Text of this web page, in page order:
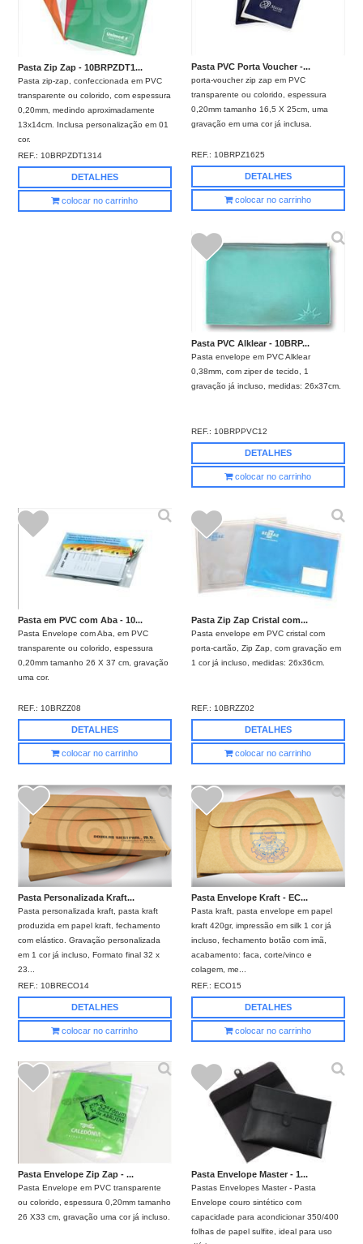
Pasta Zip Zap - 10BRPZDT1...
Pasta zip-zap, confeccionada em PVC
transparente ou colorido, com espessura
0,20mm, medindo aproximadamente
13x14cm. Inclusa personalização em 01
cor.
REF.: 10BRPZDT1314
DETALHES
colocar no carrinho
Pasta PVC Porta Voucher -...
porta-voucher zip zap em PVC
transparente ou colorido, espessura
0,20mm tamanho 16,5 X 25cm, uma
gravação em uma cor já inclusa.
REF.: 10BRPZ1625
DETALHES
colocar no carrinho
Pasta PVC Alklear - 10BRP...
Pasta envelope em PVC Alklear
0,38mm, com ziper de tecido, 1
gravação já incluso, medidas: 26x37cm.
REF.:10BRPPVC12
DETALHES
colocar no carrinho
Pasta em PVC com Aba - 10...
Pasta Envelope com Aba, em PVC
transparente ou colorido, espessura
0,20mm tamanho 26 X 37 cm, gravação
uma cor.
REF.:10BRZZ08
DETALHES
colocar no carrinho
Pasta Zip Zap Cristal com...
Pasta envelope em PVC cristal com
porta-cartão, Zip Zap, com gravação em
1 cor já incluso, medidas: 26x36cm.
REF.:10BRZZ02
DETALHES
colocar no carrinho
Pasta Personalizada Kraft...
Pasta personalizada kraft, pasta kraft
produzida em papel kraft, fechamento
com elástico. Gravação personalizada
em 1 cor já incluso, Formato final 32 x
23...
REF.: 10BRECO14
DETALHES
colocar no carrinho
Pasta Envelope Kraft - EC...
Pasta kraft, pasta envelope em papel
kraft 420gr, impressão em silk 1 cor já
incluso, fechamento botão com imã,
acabamento: faca, corte/vinco e
colagem, me...
REF.:ECO15
DETALHES
colocar no carrinho
Pasta Envelope Zip Zap - ...
Pasta Envelope em PVC transparente
ou colorido, espessura 0,20mm tamanho
26 X33 cm, gravação uma cor já incluso.
Pasta Envelope Master - 1...
Pastas Envelopes Master - Pasta
Envelope couro sintético com
capacidade para acondicionar 350/400
folhas de papel sulfite, ideal para uso